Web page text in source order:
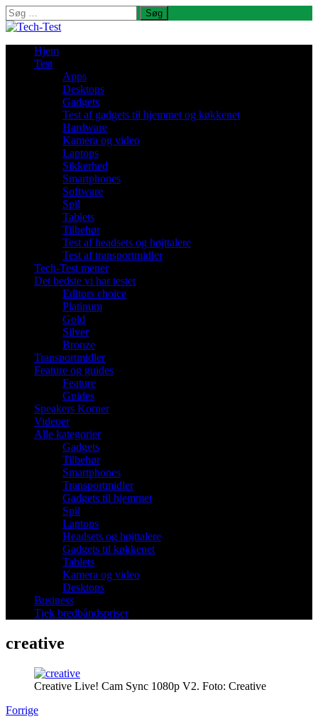
Søg
efter:
Hjem
Test
Apps
Desktops
Gadgets
Test af gadgets til hjemmet og køkkenet
Hardware
Kamera og video
Laptops
Sikkerhed
Smartphones
Software
Spil
Tablets
Tilbehør
Test af headsets og højttalere
Test af transportmidler
Tech-Test mener
Det bedste vi har testet
Editors choice
Platinum
Gold
Silver
Bronze
Transportmidler
Feature og guides
Feature
Guides
Speakers Korner
Videoer
Alle kategorier
Gadgets
Tilbehør
Smartphones
Transportmidler
Gadgets til hjemmet
Spil
Laptops
Headsets og højttalere
Gadgets til køkkenet
Tablets
Kamera og video
Desktops
Business
Tjek bredbåndspriser
creative
Creative Live! Cam Sync 1080p V2. Foto: Creative
Forrige